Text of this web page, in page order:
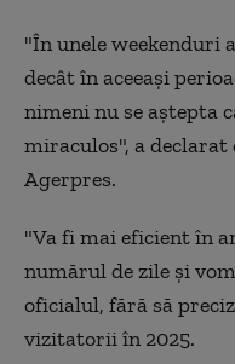
"În unele weekenduri
decât în aceeaşi
nimeni nu se aştepta
miraculos", a
Agerpres.
"Va fi mai eficient în
numărul de zile şi
oficialul, fără să
vizitatorii în 2025.